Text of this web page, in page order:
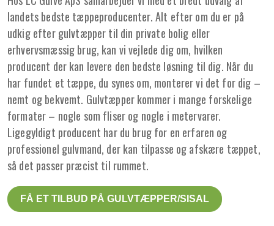
landets bedste tæppeproducenter. Alt efter om du er på
udkig efter gulvtæpper til din private bolig eller
erhvervsmæssig brug, kan vi vejlede dig om, hvilken
producent der kan levere den bedste løsning til dig. Når du
har fundet et tæppe, du synes om, monterer vi det for dig –
nemt og bekvemt. Gulvtæpper kommer i mange forskelige
formater – nogle som fliser og nogle i metervarer.
Ligegyldigt producent har du brug for en erfaren og
professionel gulvmand, der kan tilpasse og afskære tæppet,
så det passer præcist til rummet.
FÅ ET TILBUD PÅ GULVTÆPPER/SISAL